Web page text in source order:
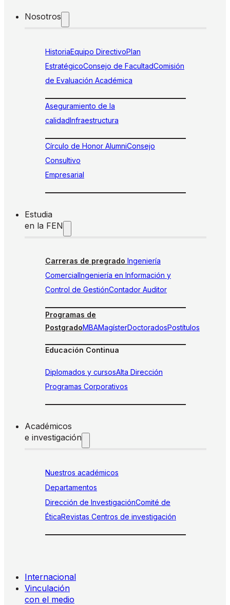
Nosotros
HistoriaEquipo DirectivoPlan
EstratégicoConsejo de FacultadComisión
de Evaluación Académica
Aseguramiento de la
calidadInfraestructura
Círculo de Honor AlumniConsejo
Consultivo
Empresarial
Estudia
en la FEN
Carreras de pregrado Ingeniería
ComercialIngeniería en Información y
Control de GestiónContador Auditor
Programas de
PostgradoMBAMagísterDoctoradosPostítulos
Educación Continua
Diplomados y cursosAlta Dirección
Programas Corporativos
Académicos
e investigación
Nuestros académicos
Departamentos
Dirección de InvestigaciónComité de
ÉticaRevistas Centros de investigación
Internacional
Vinculación
con el medio